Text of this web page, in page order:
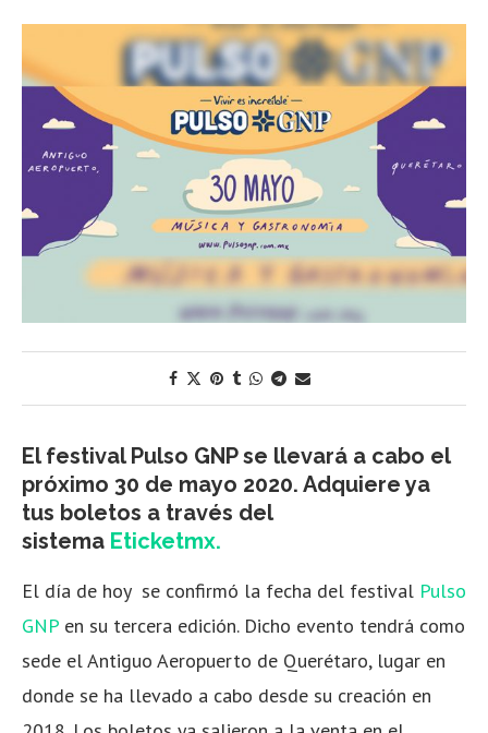
El festival Pulso GNP se llevará a cabo el
próximo 30 de mayo 2020. Adquiere ya
tus boletos a través del
sistema Eticketmx.
El día de hoy se confirmó la fecha del festival Pulso
GNP en su tercera edición. Dicho evento tendrá como
sede el Antiguo Aeropuerto de Querétaro, lugar en
donde se ha llevado a cabo desde su creación en